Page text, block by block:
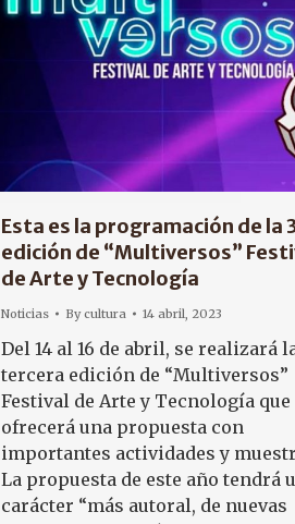
Esta es la programación de la
edición de “Multiversos”
de Arte y Tecnología
Noticias Bycultura 14 abril, 2023
Del 14 al 16 de abril, se realizará
tercera edición de “Multiversos”
Festival de Arte y Tecnología que
ofrecerá una propuesta con
importantes actividades y
La propuesta de este año tendrá
carácter “más autoral, de nuevas